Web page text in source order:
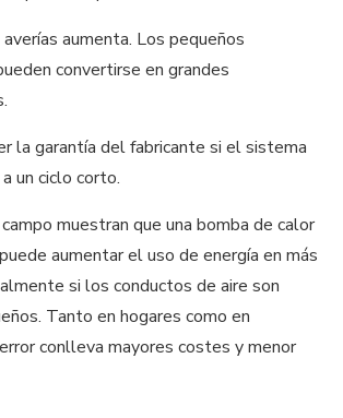
aumenta. Los pequeños
convertirse en grandes
la garantía del fabricante si el sistema
un ciclo corto.
muestran que una bomba de calor
aumentar el uso de energía en más
si los conductos de aire son
Tanto en hogares como en
conlleva mayores costes y menor